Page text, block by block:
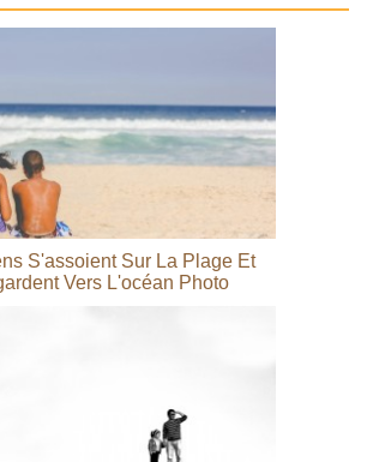
S'assoient Sur La Plage Et
Vers L'océan Photo